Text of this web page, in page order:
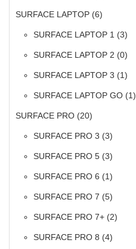
SURFACE LAPTOP (6)
SURFACE LAPTOP 1 (3)
SURFACE LAPTOP 2 (0)
SURFACE LAPTOP 3 (1)
SURFACE LAPTOP GO (1)
SURFACE PRO (20)
SURFACE PRO 3 (3)
SURFACE PRO 5 (3)
SURFACE PRO 6 (1)
SURFACE PRO 7 (5)
SURFACE PRO 7+ (2)
SURFACE PRO 8 (4)